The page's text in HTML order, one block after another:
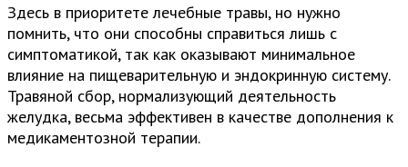
Здесь в приоритете лечебные травы, но нужно
помнить, что они способны справиться лишь с
симптоматикой, так как оказывают минимальное
влияние на пищеварительную и эндокринную систему.
Травяной сбор, нормализующий деятельность
желудка, весьма эффективен в качестве дополнения к
медикаментозной терапии.